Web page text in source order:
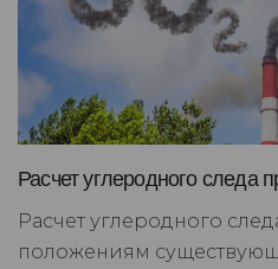
Расчет углеродного следа
Расчет углеродного
положениям